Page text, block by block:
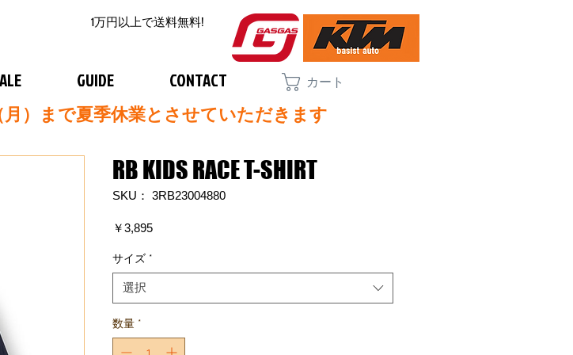
1万円以上で送料無料!
GUIDE CONTACT カート
）まで夏季休業とさせていただきます
RB KIDS RACE T-SHIRT
SKU： 3RB23004880
￥3,895価
サイズ *
選択
数量 *